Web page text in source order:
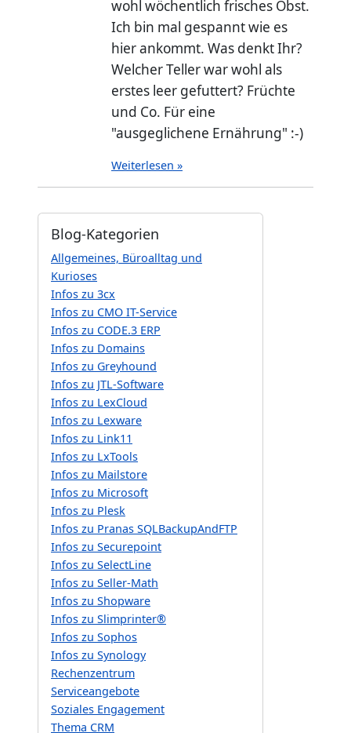
wohl wöchentlich frisches Obst.
Ich bin mal gespannt wie es
hier ankommt. Was denkt Ihr?
Welcher Teller war wohl als
erstes leer gefuttert? Früchte
und Co. Für eine
"ausgeglichene Ernährung" :-)
Weiterlesen »
Blog-Kategorien
Allgemeines, Büroalltag und
Kurioses
Infos zu 3cx
Infos zu CMO IT-Service
Infos zu CODE.3 ERP
Infos zu Domains
Infos zu Greyhound
Infos zu JTL-Software
Infos zu LexCloud
Infos zu Lexware
Infos zu Link11
Infos zu LxTools
Infos zu Mailstore
Infos zu Microsoft
Infos zu Plesk
Infos zu Pranas SQLBackupAndFTP
Infos zu Securepoint
Infos zu SelectLine
Infos zu Seller-Math
Infos zu Shopware
Infos zu Slimprinter®
Infos zu Sophos
Infos zu Synology
Rechenzentrum
Serviceangebote
Soziales Engagement
Thema CRM